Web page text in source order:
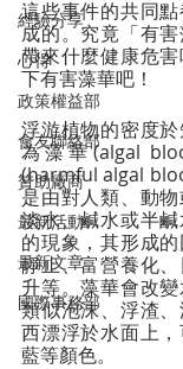
經驗分享
心得
政策權益部
會友聯絡部
贊助廠商
最新活動
最新文章
國際事務部
這些事件的共同
成的。究竟「有
帶來什麼健康危
下有害藻華吧！
浮游植物的密度
為藻華(algal
(harmful algal
是由對人類、動
淡水、鹹水或半
的現象，其形成
靜止、富營養化
升等。藻華會改
類似泡沫、浮渣
西漂浮於水面上，
藍等顏色。